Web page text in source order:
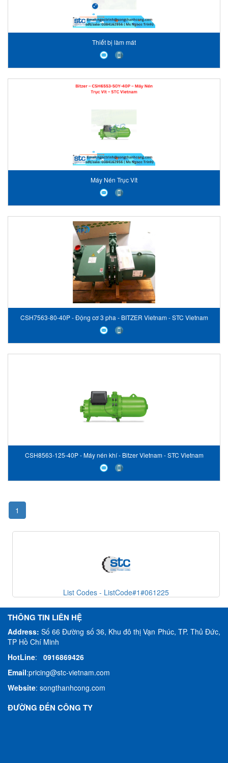
Thiết bị làm mát
Máy Nén Trục Vít
CSH7563-80-40P - Động cơ 3 pha - BITZER Vietnam - STC Vietnam
CSH8563-125-40P - Máy nén khí - Bitzer Vietnam - STC Vietnam
1
List Codes - ListCode#1#061225
THÔNG TIN LIÊN HỆ
Address:Số 66 Đường số 36, Khu đô thị Vạn Phúc, TP. Thủ Đức,
TP Hồ Chí Minh
HotLine: 0916869426
Email:pricing@stc-vietnam.com
Website: songthanhcong.com
ĐƯỜNG ĐẾN CÔNG TY